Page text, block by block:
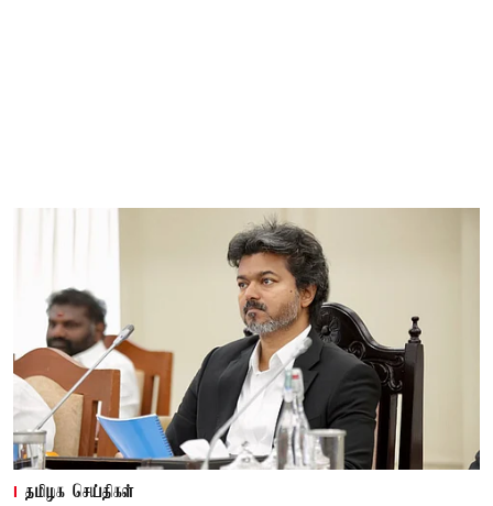
தமிழக செய்திகள்